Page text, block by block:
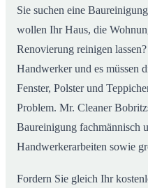
Sie suchen eine
wollen Ihr Haus, die
Renovierung reinigen
Handwerker und es müssen
Fenster, Polster und
Problem. Mr. Cleaner
Baureinigung fachmännisch
Handwerkerarbeiten sowie
Fordern Sie gleich Ihr